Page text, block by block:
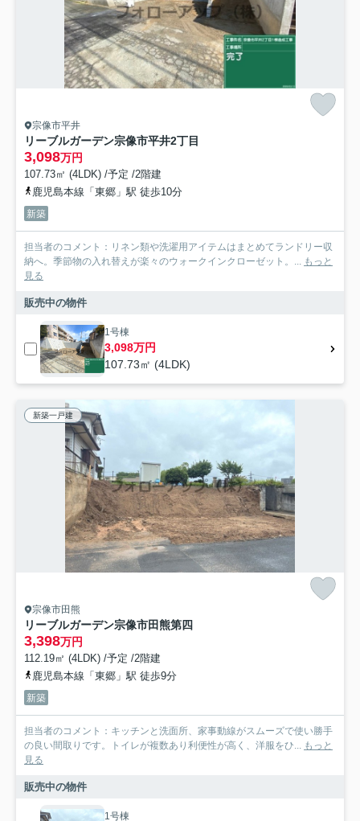
宗像市平井
リーブルガーデン宗像市平井2丁目
3,098万円
107.73㎡ (4LDK) /予定 /2階建
鹿児島本線「東郷」駅 徒歩10分
新築
担当者のコメント：リネン類や洗濯用アイテムはまとめてランドリー収
納へ。季節物の入れ替えが楽々のウォークインクローゼット。... もっと
見る
販売中の物件
1号棟
3,098万円
107.73㎡ (4LDK)
新築一戸建
宗像市田熊
リーブルガーデン宗像市田熊第四
3,398万円
112.19㎡ (4LDK) /予定 /2階建
鹿児島本線「東郷」駅 徒歩9分
新築
担当者のコメント：キッチンと洗面所、家事動線がスムーズで使い勝手
の良い間取りです。トイレが複数あり利便性が高く、洋服をひ... もっと
見る
販売中の物件
1号棟